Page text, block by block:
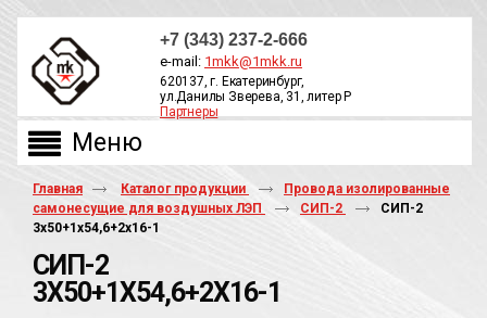
+7 (343) 237-2-666
e-mail: 1mkk@1mkk.ru
620137, г. Екатеринбург,
ул.Данилы Зверева, 31, литер Р
Партнеры
Главная Каталог продукции
Провода изолированные
самонесущие для воздушных ЛЭП
СИП-2
СИП-2
3х50+1х54,6+2х16-1
СИП-2
3Х50+1Х54,6+2Х16-1